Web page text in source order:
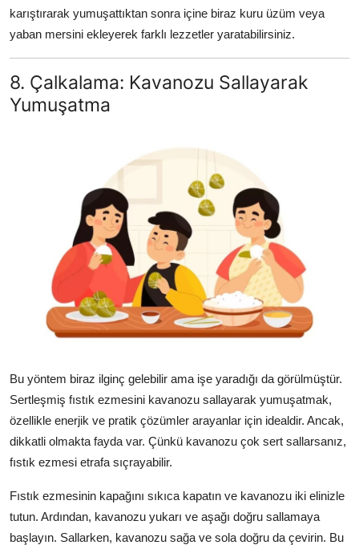
karıştırarak yumuşattıktan sonra içine biraz kuru üzüm veya
yaban mersini ekleyerek farklı lezzetler yaratabilirsiniz.
8. Çalkalama: Kavanozu Sallayarak
Yumuşatma
Bu yöntem biraz ilginç gelebilir ama işe yaradığı da görülmüştür.
Sertleşmiş fıstık ezmesini kavanozu sallayarak yumuşatmak,
özellikle enerjik ve pratik çözümler arayanlar için idealdir. Ancak,
dikkatli olmakta fayda var. Çünkü kavanozu çok sert sallarsanız,
fıstık ezmesi etrafa sıçrayabilir.
Fıstık ezmesinin kapağını sıkıca kapatın ve kavanozu iki elinizle
tutun. Ardından, kavanozu yukarı ve aşağı doğru sallamaya
başlayın. Sallarken, kavanozu sağa ve sola doğru da çevirin. Bu